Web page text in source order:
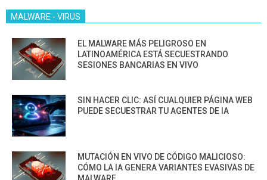
MALWARE - VIRUS
EL MALWARE MÁS PELIGROSO EN
LATINOAMÉRICA ESTÁ SECUESTRANDO
SESIONES BANCARIAS EN VIVO
SIN HACER CLIC: ASÍ CUALQUIER PÁGINA WEB
PUEDE SECUESTRAR TU AGENTES DE IA
MUTACIÓN EN VIVO DE CÓDIGO MALICIOSO:
CÓMO LA IA GENERA VARIANTES EVASIVAS DE